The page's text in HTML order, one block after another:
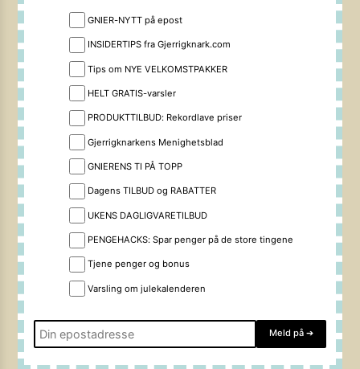
GNIER-NYTT på epost
INSIDERTIPS fra Gjerrigknark.com
Tips om NYE VELKOMSTPAKKER
HELT GRATIS-varsler
PRODUKTTILBUD: Rekordlave priser
Gjerrigknarkens Menighetsblad
GNIERENS TI PÅ TOPP
Dagens TILBUD og RABATTER
UKENS DAGLIGVARETILBUD
PENGEHACKS: Spar penger på de store tingene
Tjene penger og bonus
Varsling om julekalenderen
Meld på ➔